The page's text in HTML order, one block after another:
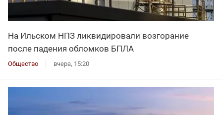
На Ильском НПЗ ликвидировали возгорание
после падения обломков БПЛА
Общество вчера, 15:20